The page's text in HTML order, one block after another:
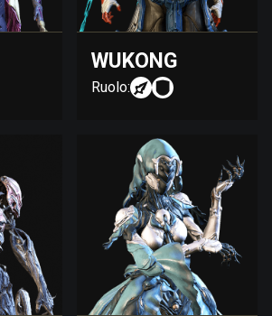
WUKONG
Ruolo: